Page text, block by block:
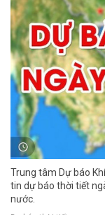
Trung tâm Dự báo
tin dự báo thời tiết
nước.